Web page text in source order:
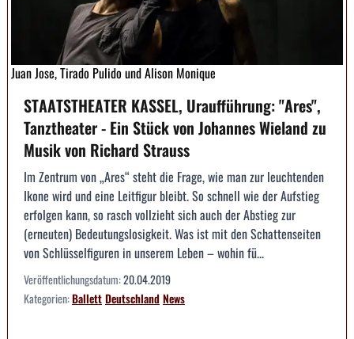
Juan Jose, Tirado Pulido und Alison Monique
STAATSTHEATER KASSEL, Uraufführung: "Ares",
Tanztheater - Ein Stück von Johannes Wieland zu
Musik von Richard Strauss
Im Zentrum von „Ares“ steht die Frage, wie man zur leuchtenden
Ikone wird und eine Leitfigur bleibt. So schnell wie der Aufstieg
erfolgen kann, so rasch vollzieht sich auch der Abstieg zur
(erneuten) Bedeutungslosigkeit. Was ist mit den Schattenseiten
von Schlüsselfiguren in unserem Leben – wohin fü...
Veröffentlichungsdatum:20.04.2019
Kategorien:BallettDeutschlandNews